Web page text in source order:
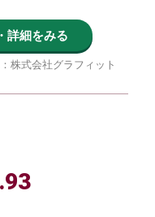
詳細をみる
株式会社グラフィット